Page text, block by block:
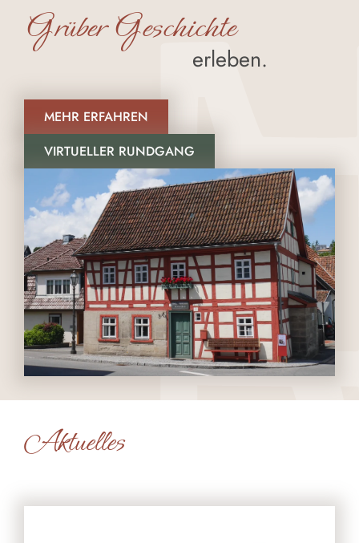
Grüber Geschichte
erleben.
MEHR ERFAHREN
VIRTUELLER RUNDGANG
Aktuelles